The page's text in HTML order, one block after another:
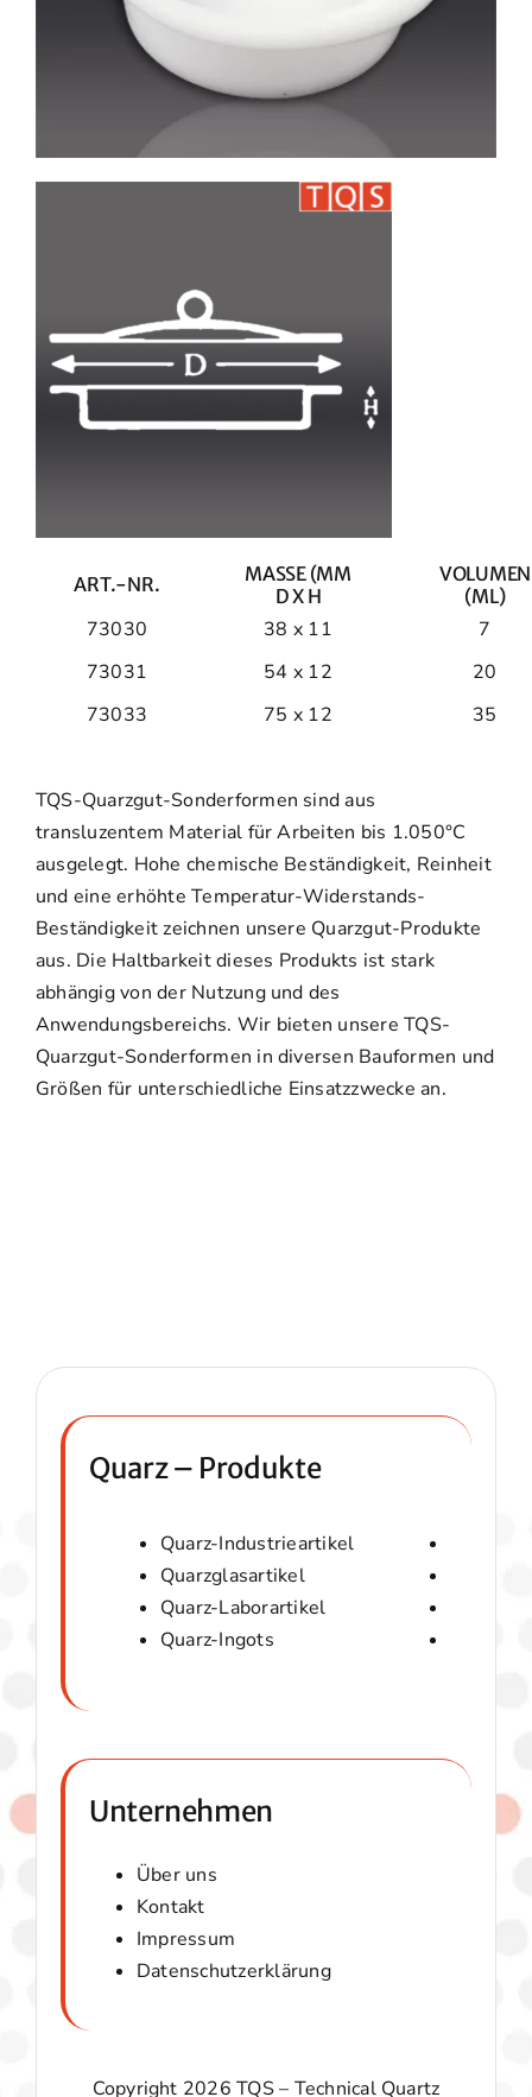
ART.-NR.
MASSE (MM
D X H
VOLUMEN
(ML)
73030 38 x 11
7
73031
54 x 12
20
73033
75 x 12 35
TQS-Quarzgut-Sonderformen sind aus
transluzentem Material für Arbeiten bis 1.050°C
ausgelegt. Hohe chemische Beständigkeit, Reinheit
und eine erhöhte Temperatur-Widerstands-
Beständigkeit zeichnen unsere Quarzgut-Produkte
aus. Die Haltbarkeit dieses Produkts ist stark
abhängig von der Nutzung und des
Anwendungsbereichs. Wir bieten unsere TQS-
Quarzgut-Sonderformen in diversen Bauformen und
Größen für unterschiedliche Einsatzzwecke an.
Quarz – Produkte
Quarz-Industrieartikel
Quarzglasartikel
Quarz-Laborartikel
Quarz-Ingots
Unternehmen
Über uns
Kontakt
Impressum
Datenschutzerklärung
Copyright 2026 TQS – Technical Quartz